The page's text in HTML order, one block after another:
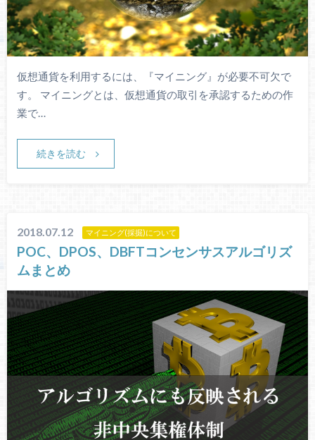
仮想通貨を利用するには、『マイニング』が必要不可欠で
す。 マイニングとは、仮想通貨の取引を承認するための作
業で…
続きを読む
2018.07.12 マイニング(採掘)について
POC、DPOS、DBFTコンセンサスアルゴリズ
ムまとめ